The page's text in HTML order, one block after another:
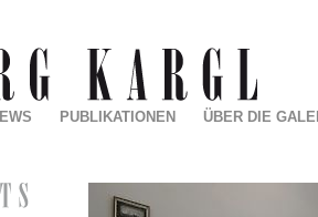
PUBLIKATIONEN ÜBER DIE